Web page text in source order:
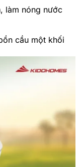
làm nóng nước
cầu một khối